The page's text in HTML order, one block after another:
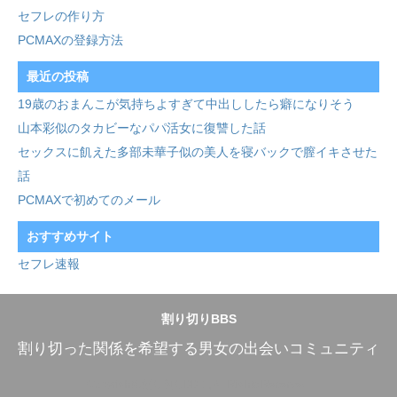
セフレの作り方
PCMAXの登録方法
最近の投稿
19歳のおまんこが気持ちよすぎて中出ししたら癖になりそう
山本彩似のタカビーなパパ活女に復讐した話
セックスに飢えた多部未華子似の美人を寝バックで膣イキさせた
話
PCMAXで初めてのメール
おすすめサイト
セフレ速報
割り切りBBS
割り切った関係を希望する男女の出会いコミュニティ